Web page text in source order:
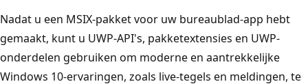
Nadat u een MSIX-pakket voor uw bureaublad-app hebt
gemaakt, kunt u UWP-API's, pakketextensies en UWP-
onderdelen gebruiken om moderne en aantrekkelijke
Windows 10-ervaringen, zoals live-tegels en meldingen, te